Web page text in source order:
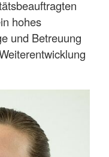
hohes
und Betreuung